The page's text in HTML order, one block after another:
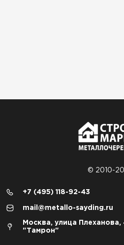
© 2010-
+7 (495) 118-92-43
mail@metallo-sayding.ru
Москва, улица
"Тамрон"